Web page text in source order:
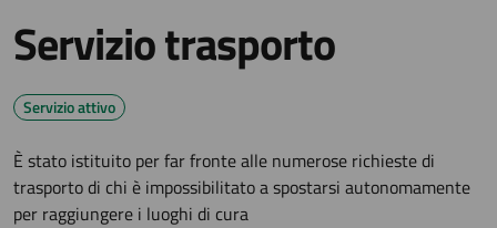
Servizio trasporto
Servizio attivo
È stato istituito per far fronte alle numerose richieste di
trasporto di chi è impossibilitato a spostarsi autonomamente
per raggiungere i luoghi di cura